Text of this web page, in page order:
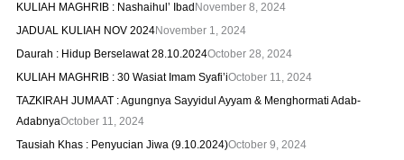
KULIAH MAGHRIB : Nashaihul’ Ibad November 8, 2024
JADUAL KULIAH NOV 2024November 1, 2024
Daurah : Hidup Berselawat 28.10.2024October 28, 2024
KULIAH MAGHRIB : 30 Wasiat Imam Syafi’iOctober 11, 2024
TAZKIRAH JUMAAT : Agungnya Sayyidul Ayyam & Menghormati Adab-
AdabnyaOctober 11, 2024
Tausiah Khas : Penyucian Jiwa (9.10.2024)October 9, 2024